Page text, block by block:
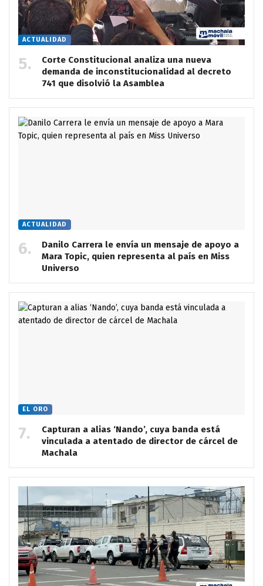
ACTUALIDAD
Corte Constitucional analiza una nueva
demanda de inconstitucionalidad al decreto
741 que disolvió la Asamblea
ACTUALIDAD
Danilo Carrera le envía un mensaje de apoyo a
Mara Topic, quien representa al país en Miss
Universo
EL ORO
Capturan a alias ‘Nando’, cuya banda está
vinculada a atentado de director de cárcel de
Machala